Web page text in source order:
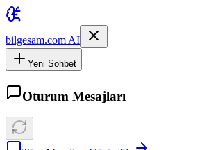
bilgesam.com AI
Yeni Sohbet
Oturum Mesajları